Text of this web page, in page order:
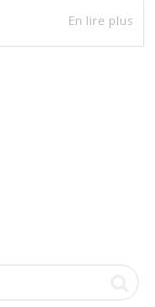
En lire plus